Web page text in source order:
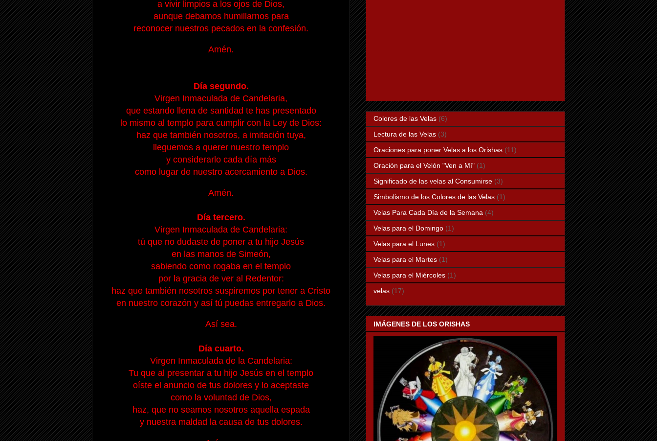
a vivir limpios a los ojos de Dios,
aunque debamos humillarnos para
reconocer nuestros pecados en la confesión.
Amén.
Día segundo.
Virgen Inmaculada de Candelaria,
que estando llena de santidad te has presentado
lo mismo al templo para cumplir con la Ley de Dios:
haz que también nosotros, a imitación tuya,
lleguemos a querer nuestro templo
y considerarlo cada día más
como lugar de nuestro acercamiento a Dios.
Amén.
Día tercero.
Virgen Inmaculada de Candelaria:
tú que no dudaste de poner a tu hijo Jesús
en las manos de Simeón,
sabiendo como rogaba en el templo
por la gracia de ver al Redentor:
haz que también nosotros suspiremos por tener a Cristo
en nuestro corazón y así tú puedas entregarlo a Dios.
Así sea.
Día cuarto.
Virgen Inmaculada de la Candelaria:
Tu que al presentar a tu hijo Jesús en el templo
oíste el anuncio de tus dolores y lo aceptaste
como la voluntad de Dios,
haz, que no seamos nosotros aquella espada
y nuestra maldad la causa de tus dolores.
Colores de las Velas (6)
Lectura de las Velas (3)
Oraciones para poner Velas a los Orishas (11)
Oración para el Velón "Ven a Mí" (1)
Significado de las velas al Consumirse (3)
Simbolismo de los Colores de las Velas (1)
Velas Para Cada Día de la Semana (4)
Velas para el Domingo (1)
Velas para el Lunes (1)
Velas para el Martes (1)
Velas para el Miércoles (1)
velas (17)
IMÁGENES DE LOS ORISHAS